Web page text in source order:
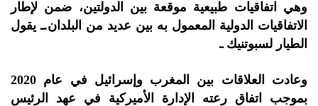
وهي اتفاقيات طبيعية موقعة بين الدولتين، ضمن لإطار
الاتفاقيات الدولية المعمول به بين عديد من البلدان.ـ يقول
الطيار لسبوتنيك ـ
وعادت العلاقات بين المغرب وإسرائيل في عام 2020
بموجب اتفاق رعته الإدارة الأميركية في عهد الرئيس